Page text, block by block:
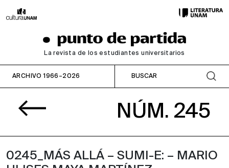
La revista de los estudiantes universitarios
ARCHIVO 1966–2026
NÚM. 245
0245_MÁS ALLÁ – SUMI-E: – MARIO